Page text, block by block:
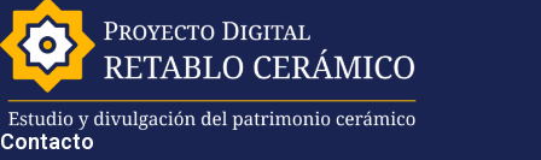
Contacto